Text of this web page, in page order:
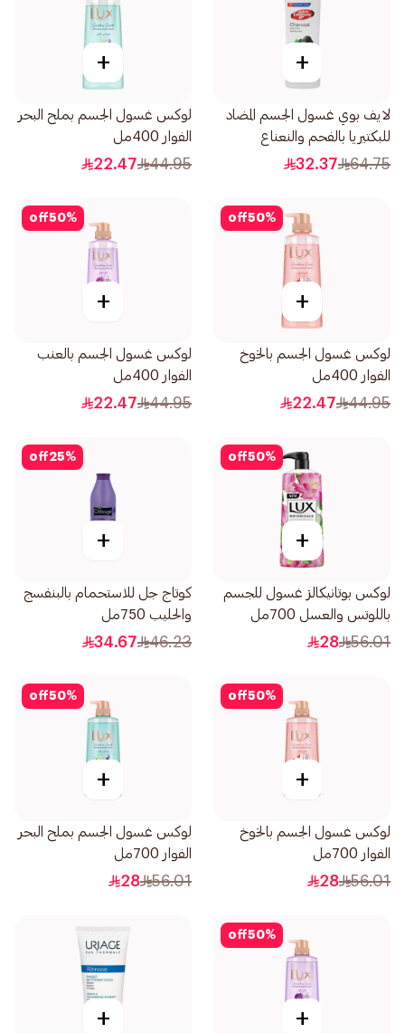
+
لايف بوي غسول الجسم المضاد
للبكتيريا بالفحم والنعناع
700مل
64.75
32.37
+
لوكس غسول الجسم بملح البحر
الفوار 400مل
44.95
22.47
50%
off
+
لوكس غسول الجسم بالخوخ
الفوار 400مل
44.95
22.47
50%
off
+
لوكس غسول الجسم بالعنب
الفوار 400مل
44.95
22.47
50%
off
+
لوكس بوتانيكالز غسول للجسم
باللوتس والعسل 700مل
56.01
28
25%
off
+
كوتاج جل للاستحمام بالبنفسج
والحليب 750مل
46.23
34.67
50%
off
+
لوكس غسول الجسم بالخوخ
الفوار 700مل
56.01
28
50%
off
+
لوكس غسول الجسم بملح البحر
الفوار 700مل
56.01
28
50%
off
+
+